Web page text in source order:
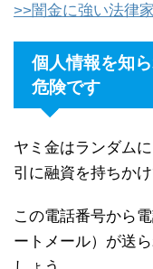
>>闇金に強い法律
個人情報を知
危険です
ヤミ金はランダム
引に融資を持ちかけ
この電話番号から
ートメール）が送